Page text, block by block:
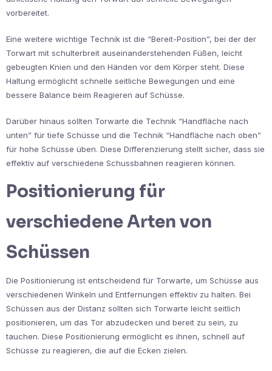
vorbereitet.
Eine weitere wichtige Technik ist die “Bereit-Position”, bei der der
Torwart mit schulterbreit auseinanderstehenden Füßen, leicht
gebeugten Knien und den Händen vor dem Körper steht. Diese
Haltung ermöglicht schnelle seitliche Bewegungen und eine
bessere Balance beim Reagieren auf Schüsse.
Darüber hinaus sollten Torwarte die Technik “Handfläche nach
unten” für tiefe Schüsse und die Technik “Handfläche nach oben”
für hohe Schüsse üben. Diese Differenzierung stellt sicher, dass sie
effektiv auf verschiedene Schussbahnen reagieren können.
Positionierung für
verschiedene Arten von
Schüssen
Die Positionierung ist entscheidend für Torwarte, um Schüsse aus
verschiedenen Winkeln und Entfernungen effektiv zu halten. Bei
Schüssen aus der Distanz sollten sich Torwarte leicht seitlich
positionieren, um das Tor abzudecken und bereit zu sein, zu
tauchen. Diese Positionierung ermöglicht es ihnen, schnell auf
Schüsse zu reagieren, die auf die Ecken zielen.